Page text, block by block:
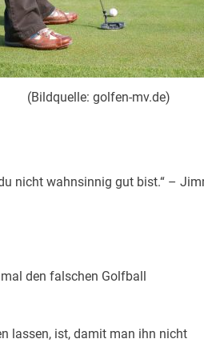
(Bildquelle: golfen-mv.de)
nicht wahnsinnig gut bist.“ –
den falschen Golfball
lassen, ist, damit man ihn nicht